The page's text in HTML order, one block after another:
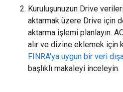
Kuruluşunuzun Drive
aktarmak üzere Drive için
aktarma işlemi planlayın.
alır ve dizine eklemek için
FINRA'ya uygun bir veri
başlıklı makaleyi inceleyin.